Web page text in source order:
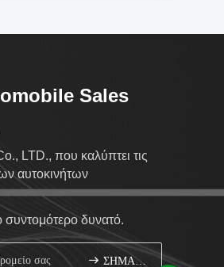
Sales
LTD., που καλύπτει τις
αυτοκινήτων
δυνατό.
ΣΗΜΑΔΙ ΕΠΑΝΩ